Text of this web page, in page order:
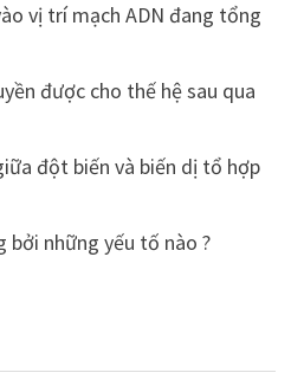
vị trí mạch ADN đang tổng
được cho thế hệ sau qua
đột biến và biến dị tổ hợp
bởi những yếu tố nào ?